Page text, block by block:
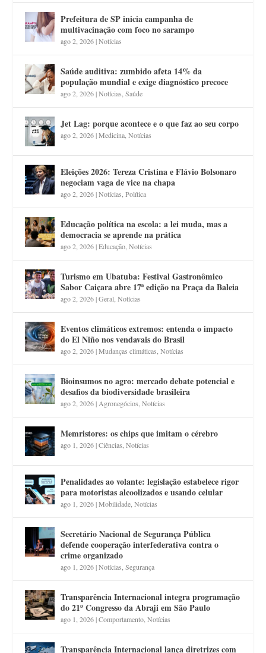
Prefeitura de SP inicia campanha de
multivacinação com foco no sarampo
ago 2, 2026|Notícias
Saúde auditiva: zumbido afeta 14% da
população mundial e exige diagnóstico precoce
ago 2, 2026|Notícias ,Saúde
Jet Lag: porque acontece e o que faz ao seu corpo
ago 2, 2026|Medicina ,Notícias
Eleições 2026: Tereza Cristina e Flávio Bolsonaro
negociam vaga de vice na chapa
ago 2, 2026|Notícias ,Política
Educação política na escola: a lei muda, mas a
democracia se aprende na prática
ago 2, 2026|Educação ,Notícias
Turismo em Ubatuba: Festival Gastronômico
Sabor Caiçara abre 17ª edição na Praça da Baleia
ago 2, 2026|Geral ,Notícias
Eventos climáticos extremos: entenda o impacto
do El Niño nos vendavais do Brasil
ago 2, 2026|Mudanças climáticas ,Notícias
Bioinsumos no agro: mercado debate potencial e
desafios da biodiversidade brasileira
ago 2, 2026| Agronegócios ,Notícias
Memristores: os chips que imitam o cérebro
ago 1, 2026|Ciências ,Notícias
Penalidades ao volante: legislação estabelece rigor
para motoristas alcoolizados e usando celular
ago 1, 2026|Mobilidade ,Notícias
Secretário Nacional de Segurança Pública
defende cooperação interfederativa contra o
crime organizado
ago 1, 2026|Notícias ,Segurança
Transparência Internacional integra programação
do 21º Congresso da Abraji em São Paulo
ago 1, 2026|Comportamento ,Notícias
Transparência Internacional lança diretrizes com